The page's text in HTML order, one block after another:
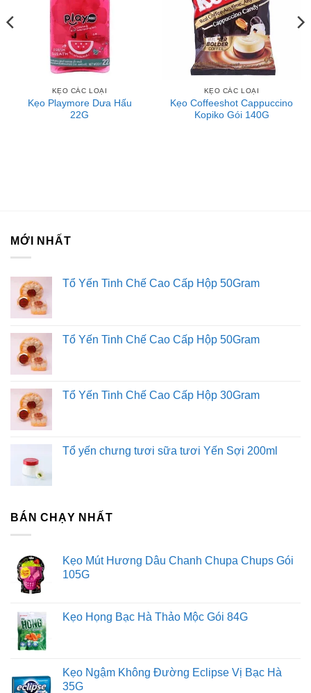
KẸO CÁC LOẠI
Kẹo Playmore Dưa Hấu
22G
KẸO CÁC LOẠI
Kẹo Coffeeshot Cappuccino
Kopiko Gói 140G
MỚI NHẤT
Tổ Yến Tinh Chế Cao Cấp Hộp 50Gram
Tổ Yến Tinh Chế Cao Cấp Hộp 50Gram
Tổ Yến Tinh Chế Cao Cấp Hộp 30Gram
Tổ yến chưng tươi sữa tươi Yến Sợi 200ml
BÁN CHẠY NHẤT
Kẹo Mút Hương Dâu Chanh Chupa Chups Gói
105G
Kẹo Họng Bạc Hà Thảo Mộc Gói 84G
Kẹo Ngậm Không Đường Eclipse Vị Bạc Hà
35G